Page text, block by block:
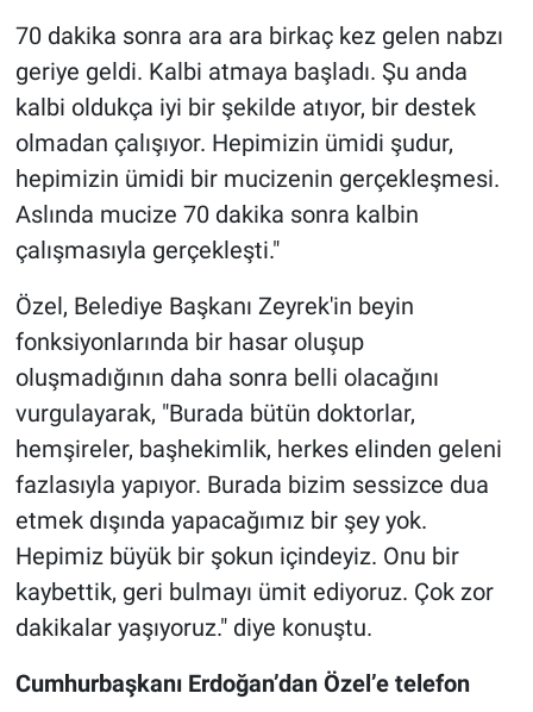
70 dakika sonra ara ara birkaç kez gelen nabzı
geriye geldi. Kalbi atmaya başladı. Şu anda
kalbi oldukça iyi bir şekilde atıyor, bir destek
olmadan çalışıyor. Hepimizin ümidi şudur,
hepimizin ümidi bir mucizenin gerçekleşmesi.
Aslında mucize 70 dakika sonra kalbin
çalışmasıyla gerçekleşti."
Özel, Belediye Başkanı Zeyrek'in beyin
fonksiyonlarında bir hasar oluşup
oluşmadığının daha sonra belli olacağını
vurgulayarak, "Burada bütün doktorlar,
hemşireler, başhekimlik, herkes elinden geleni
fazlasıyla yapıyor. Burada bizim sessizce dua
etmek dışında yapacağımız bir şey yok.
Hepimiz büyük bir şokun içindeyiz. Onu bir
kaybettik, geri bulmayı ümit ediyoruz. Çok zor
dakikalar yaşıyoruz." diye konuştu.
Cumhurbaşkanı Erdoğan’dan Özel’e telefon